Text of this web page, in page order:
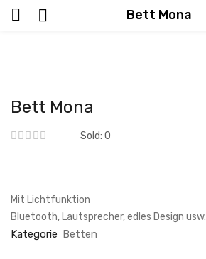
Bett Mona
Bett Mona
Sold: 0
Mit Lichtfunktion
Bluetooth, Lautsprecher, edles Design usw.
Kategorie Betten